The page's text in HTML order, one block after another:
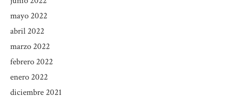
mayo 2022
abril 2022
marzo 2022
febrero 2022
enero 2022
diciembre 2021